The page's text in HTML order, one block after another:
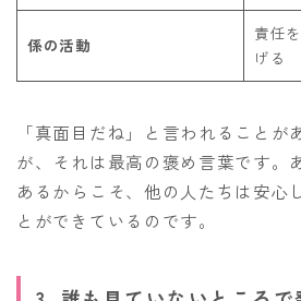
係の活動
責任
げる
「真面目だね」と言われることが
が、それは最高の褒め言葉です。
あるからこそ、他の人たちは安心
とができているのです。